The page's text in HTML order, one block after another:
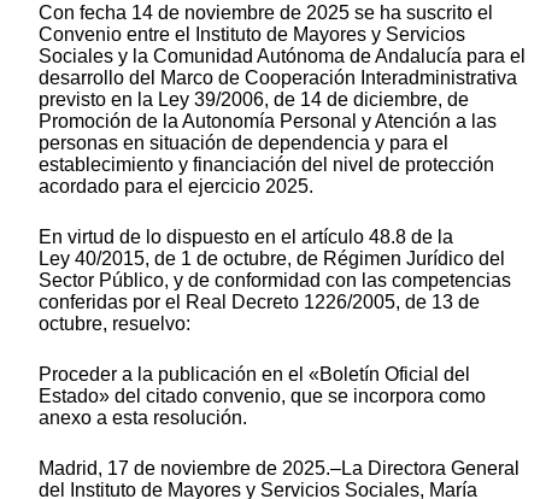
Con fecha 14 de noviembre de 2025 se ha suscrito el
Convenio entre el Instituto de Mayores y Servicios
Sociales y la Comunidad Autónoma de Andalucía para el
desarrollo del Marco de Cooperación Interadministrativa
previsto en la Ley 39/2006, de 14 de diciembre, de
Promoción de la Autonomía Personal y Atención a las
personas en situación de dependencia y para el
establecimiento y financiación del nivel de protección
acordado para el ejercicio 2025.
En virtud de lo dispuesto en el artículo 48.8 de la
Ley 40/2015, de 1 de octubre, de Régimen Jurídico del
Sector Público, y de conformidad con las competencias
conferidas por el Real Decreto 1226/2005, de 13 de
octubre, resuelvo:
Proceder a la publicación en el «Boletín Oficial del
Estado» del citado convenio, que se incorpora como
anexo a esta resolución.
Madrid, 17 de noviembre de 2025.–La Directora General
del Instituto de Mayores y Servicios Sociales, María